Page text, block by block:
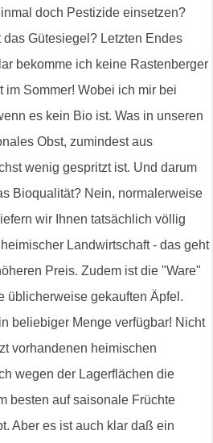
doch Pestizide einsetzen?
Gütesiegel? Letzten Endes
bekomme ich keine Rastenberger
im Sommer! Wobei ich mir bei
es kein Bio ist. Was in unseren
Obst, zumindest aus
wenig gespritzt ist. Und darum
Bioqualität? Nein, normalerweise
wir Ihnen tatsächlich völlig
Landwirtschaft - das geht
Preis. Zudem ist die "Ware"
üblicherweise gekauften Äpfel.
beliebiger Menge verfügbar! Nicht
vorhandenen heimischen
wegen der Lagerflächen die
besten auf saisonale Früchte
Aber es ist auch klar daß ein